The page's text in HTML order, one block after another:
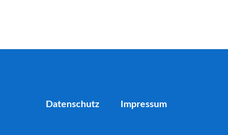
Datenschutz Impressum